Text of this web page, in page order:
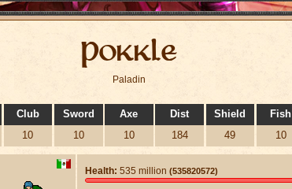
Pokkle
Paladin
Club
10
Sword
10
Axe
10
Dist
184
Shield
49
Fish
10
Health: 535 million (535820572)